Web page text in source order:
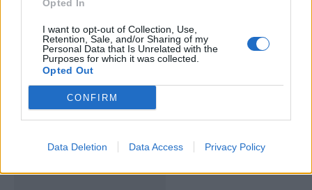
Opted In
I want to opt-out of Collection, Use,
Retention, Sale, and/or Sharing of my
Personal Data that Is Unrelated with the
Purposes for which it was collected.
Opted Out
CONFIRM
Data Deletion Data Access Privacy Policy
Deputados do PSD saúdam Banda
Sinfónica da ARMAB pelo 1º lugar no